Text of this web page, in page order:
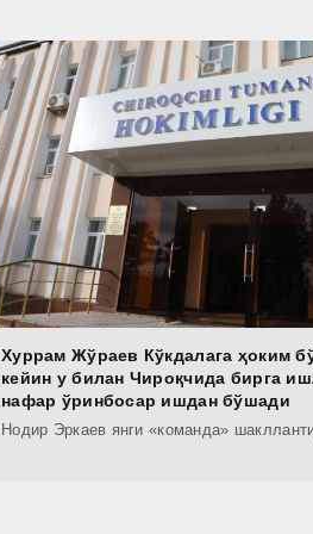
Хуррам Жўраев Кўкдалага ҳоким
кейин у билан Чироқчида бирга
нафар ўринбосар ишдан бўшади
Нодир Эркаев янги «команда»